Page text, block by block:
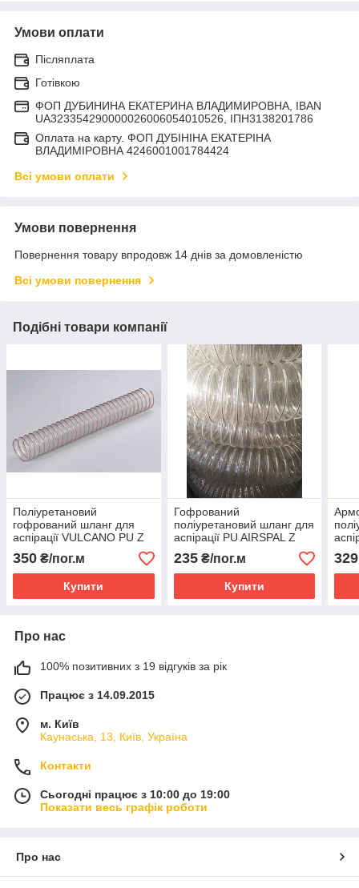
Умови оплати
Післяплата
Готівкою
ФОП ДУБИНИНА ЕКАТЕРИНА ВЛАДИМИРОВНА, IBAN
UA323354290000026006054010526, ІПН3138201786
Оплата на карту. ФОП ДУБІНІНА ЕКАТЕРІНА
ВЛАДИМІРОВНА 4246001001784424
Всі умови оплати
Умови повернення
Повернення товару впродовж 14 днів за домовленістю
Всі умови повернення
Подібні товари компанії
Поліуретановий
гофрований шланг для
аспірації VULCANO PU Z
IPL 0,9 мм (Italy) 51-
450мм
350 ₴/пог.м
Купити
Гофрований
поліуретановий шланг для
аспірації PU AIRSPAL Z
235₴/пог.м
Купити
329
Про нас
100% позитивних з 19 відгуків за рік
Працює з 14.09.2015
м. Київ
Каунаська, 13, Київ, Україна
Контакти
Сьогодні працює з 10:00 до 19:00
Показати весь графік роботи
Про нас